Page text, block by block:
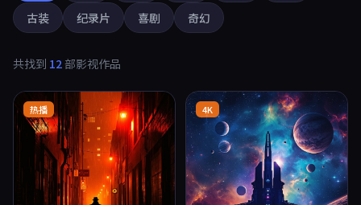
古装
纪录片 喜剧 奇幻
共找到 12部影视作品
热播 4K